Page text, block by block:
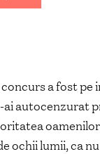
a fost pe
autocenzurat
ochii lumii, ca